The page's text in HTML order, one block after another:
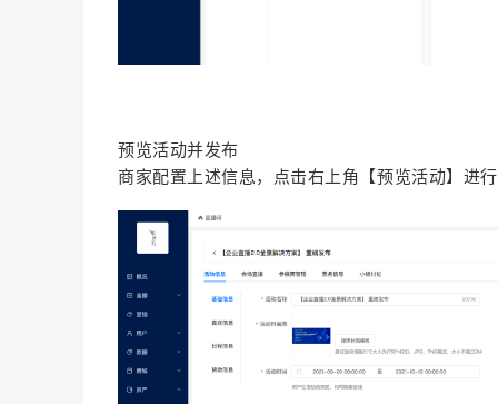
预览活动并发布
商家配置上述信息，点击右上角【预览活动】进